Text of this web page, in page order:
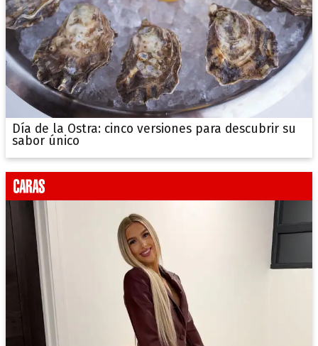
Día de la Ostra: cinco versiones para descubrir su
sabor único